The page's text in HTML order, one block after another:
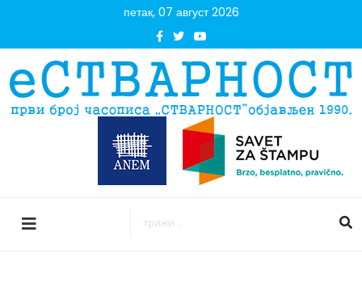
петак, 07 август 2026